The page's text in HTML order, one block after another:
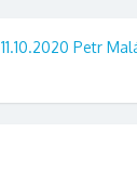
11.10.2020 Petr